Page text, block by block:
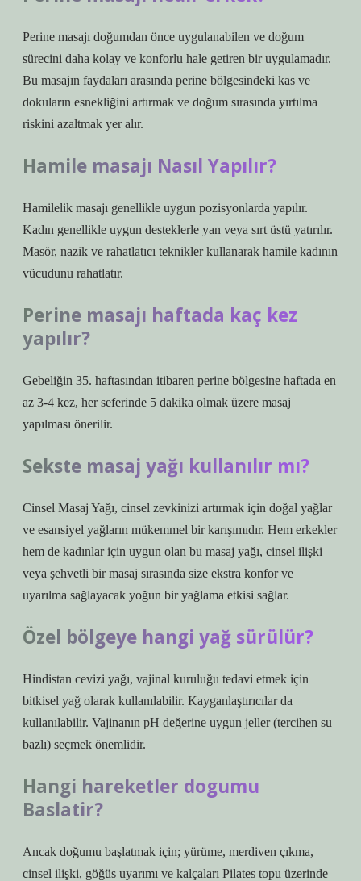
Perine masajı doğumdan önce uygulanabilen ve doğum
sürecini daha kolay ve konforlu hale getiren bir uygulamadır.
Bu masajın faydaları arasında perine bölgesindeki kas ve
dokuların esnekliğini artırmak ve doğum sırasında yırtılma
riskini azaltmak yer alır.
Hamile masajı Nasıl Yapılır?
Hamilelik masajı genellikle uygun pozisyonlarda yapılır.
Kadın genellikle uygun desteklerle yan veya sırt üstü yatırılır.
Masör, nazik ve rahatlatıcı teknikler kullanarak hamile kadının
vücudunu rahatlatır.
Perine masajı haftada kaç kez
yapılır?
Gebeliğin 35. haftasından itibaren perine bölgesine haftada en
az 3-4 kez, her seferinde 5 dakika olmak üzere masaj
yapılması önerilir.
Sekste masaj yağı kullanılır mı?
Cinsel Masaj Yağı, cinsel zevkinizi artırmak için doğal yağlar
ve esansiyel yağların mükemmel bir karışımıdır. Hem erkekler
hem de kadınlar için uygun olan bu masaj yağı, cinsel ilişki
veya şehvetli bir masaj sırasında size ekstra konfor ve
uyarılma sağlayacak yoğun bir yağlama etkisi sağlar.
Özel bölgeye hangi yağ sürülür?
Hindistan cevizi yağı, vajinal kuruluğu tedavi etmek için
bitkisel yağ olarak kullanılabilir. Kayganlaştırıcılar da
kullanılabilir. Vajinanın pH değerine uygun jeller (tercihen su
bazlı) seçmek önemlidir.
Hangi hareketler dogumu
Baslatir?
Ancak doğumu başlatmak için; yürüme, merdiven çıkma,
cinsel ilişki, göğüs uyarımı ve kalçaları Pilates topu üzerinde